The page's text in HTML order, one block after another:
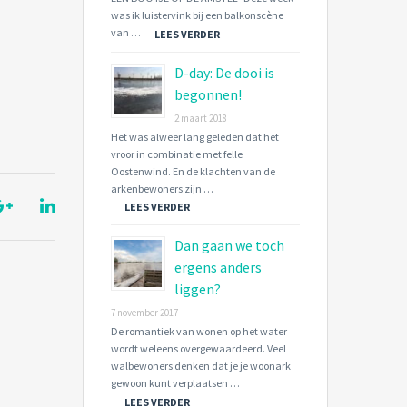
was ik luistervink bij een balkonscène
van …
LEES VERDER
D-day: De dooi is
begonnen!
2 maart 2018
Het was alweer lang geleden dat het
vroor in combinatie met felle
Oostenwind. En de klachten van de
arkenbewoners zijn …
LEES VERDER
Dan gaan we toch
ergens anders
liggen?
7 november 2017
De romantiek van wonen op het water
wordt weleens overgewaardeerd. Veel
walbewoners denken dat je je woonark
gewoon kunt verplaatsen …
LEES VERDER